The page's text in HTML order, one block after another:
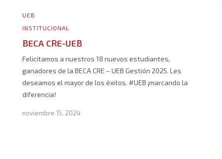
UEB
INSTITUCIONAL
BECA CRE-UEB
Felicitamos a nuestros 18 nuevos estudiantes,
ganadores de la BECA CRE – UEB Gestión 2025. Les
deseamos el mayor de los éxitos. #UEB ¡marcando la
diferencia!
noviembre 15, 2024